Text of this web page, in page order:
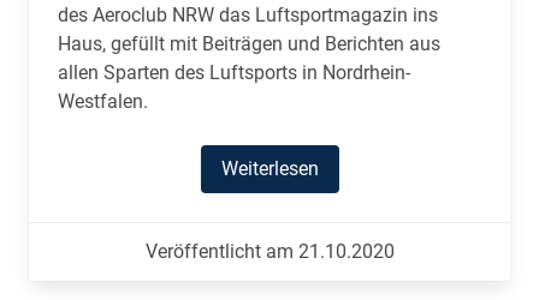
des Aeroclub NRW das Luftsportmagazin ins
Haus, gefüllt mit Beiträgen und Berichten aus
allen Sparten des Luftsports in Nordrhein-
Westfalen.
Weiterlesen
Veröffentlicht am 21.10.2020